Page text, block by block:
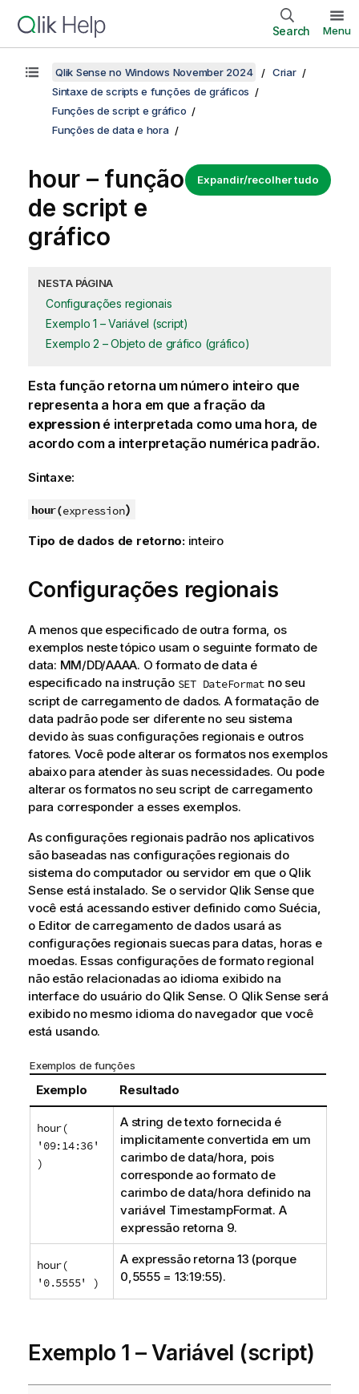
Search Menu
Qlik Sense no Windows November 2024
Criar
Sintaxe de scripts e funções de gráficos
Funções de script e gráfico
Funções de data e hora
Expandir/recolher tudo
hour – função
de script e
gráfico
NESTA PÁGINA
Configurações regionais
Exemplo 1 – Variável (script)
Exemplo 2 – Objeto de gráfico (gráfico)
Esta função retorna um número inteiro que
representa a hora em que a fração da
expressioné interpretada como uma hora, de
acordo com a interpretação numérica padrão.
Sintaxe:
hour(expression)
Tipo de dados de retorno: inteiro
Configurações regionais
A menos que especificado de outra forma, os
exemplos neste tópico usam o seguinte formato de
data: MM/DD/AAAA. O formato de data é
especificado na instrução SET DateFormat no seu
script de carregamento de dados. A formatação de
data padrão pode ser diferente no seu sistema
devido às suas configurações regionais e outros
fatores. Você pode alterar os formatos nos exemplos
abaixo para atender às suas necessidades. Ou pode
alterar os formatos no seu script de carregamento
para corresponder a esses exemplos.
As configurações regionais padrão nos aplicativos
são baseadas nas configurações regionais do
sistema do computador ou servidor em que o Qlik
Senseestá instalado. Se o servidor Qlik Senseque
você está acessando estiver definido como Suécia,
o Editor de carregamento de dados usará as
configurações regionais suecas para datas, horas e
moedas. Essas configurações de formato regional
não estão relacionadas ao idioma exibido na
interface do usuário do Qlik Sense. O Qlik Sense será
exibido no mesmo idioma do navegador que você
está usando.
Exemplos de funções
Exemplo Resultado
hour(
'09:14:36'
)
A string de texto fornecida é
implicitamente convertida em um
carimbo de data/hora, pois
corresponde ao formato de
carimbo de data/hora definido na
variável TimestampFormat. A
expressão retorna 9.
hour(
'0.5555' )
A expressão retorna 13 (porque
0,5555 = 13:19:55).
Exemplo 1 – Variável (script)